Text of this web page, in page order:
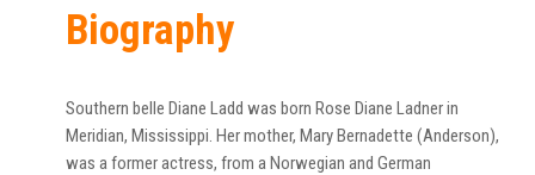
Biography
Southern belle Diane Ladd was born Rose Diane Ladner in
Meridian, Mississippi. Her mother, Mary Bernadette (Anderson),
was a former actress, from a Norwegian and German